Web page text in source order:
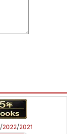
/2022/2021